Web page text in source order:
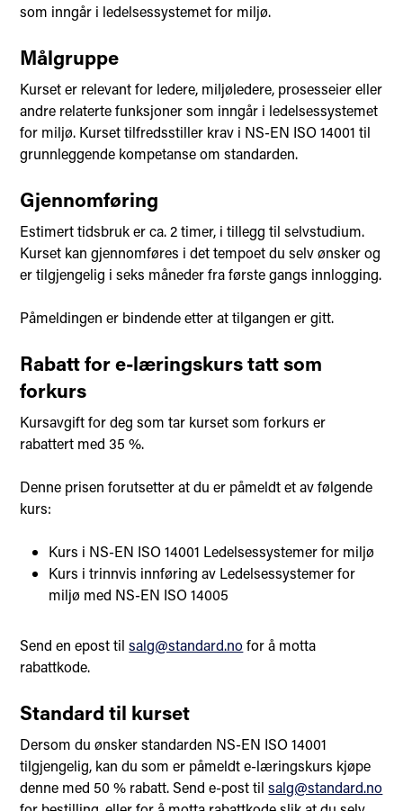
som inngår i ledelsessystemet for miljø.
Målgruppe
Kurset er relevant for ledere, miljøledere, prosesseier eller
andre relaterte funksjoner som inngår i ledelsessystemet
for miljø. Kurset tilfredsstiller krav i NS-EN ISO 14001 til
grunnleggende kompetanse om standarden.
Gjennomføring
Estimert tidsbruk er ca. 2 timer, i tillegg til selvstudium.
Kurset kan gjennomføres i det tempoet du selv ønsker og
er tilgjengelig i seks måneder fra første gangs innlogging.
Påmeldingen er bindende etter at tilgangen er gitt.
Rabatt for e-læringskurs tatt som
forkurs
Kursavgift for deg som tar kurset som forkurs er
rabattert med 35 %.
Denne prisen forutsetter at du er påmeldt et av følgende
kurs:
Kurs i NS-EN ISO 14001 Ledelsessystemer for miljø
Kurs i trinnvis innføring av Ledelsessystemer for
miljø med NS-EN ISO 14005
Send en epost tilsalg@standard.nofor å motta
rabattkode.
Standard til kurset
Dersom du ønsker standarden NS-EN ISO 14001
tilgjengelig, kan du som er påmeldt e-læringskurs kjøpe
denne med 50 % rabatt. Send e-post tilsalg@standard.no